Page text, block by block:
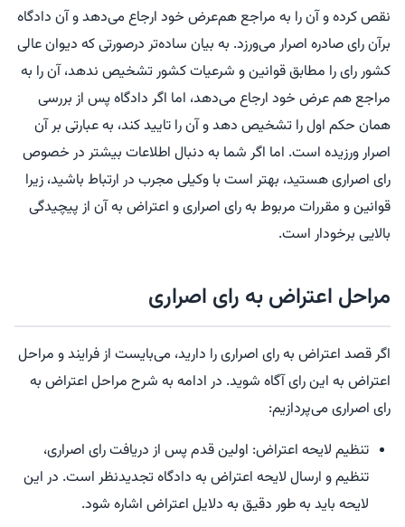
نقص کرده و آن را به مراجع هم‌عرض خود ارجاع می‌دهد و آن دادگاه
برآن رای صادره اصرار می‌ورزد. به بیان ساده‌تر درصورتی که دیوان عالی
کشور رای را مطابق قوانین و شرعیات کشور تشخیص ندهد، آن را به
مراجع هم عرض خود ارجاع می‌دهد، اما اگر دادگاه پس از بررسی
همان حکم اول را تشخیص دهد و آن را تایید کند، به عبارتی بر آن
اصرار ورزیده است. اما اگر شما به دنبال اطلاعات بیشتر در خصوص
رای اصراری هستید، بهتر است با وکیلی مجرب در ارتباط باشید، زیرا
قوانین و مقررات مربوط به رای اصراری و اعتراض به آن از پیچیدگی
بالایی برخودار است.
مراحل اعتراض به رای اصراری
اگر قصد اعتراض به رای اصراری را دارید، می‌بایست از فرایند و مراحل
اعتراض به این رای آگاه شوید. در ادامه به شرح مراحل اعتراض به
رای اصراری می‌پردازیم:
تنظیم لایحه اعتراض: اولین قدم پس از دریافت رای اصراری،
تنظیم و ارسال لایحه اعتراض به دادگاه تجدیدنظر است. در این
لایحه باید به طور دقیق به دلایل اعتراض اشاره شود.